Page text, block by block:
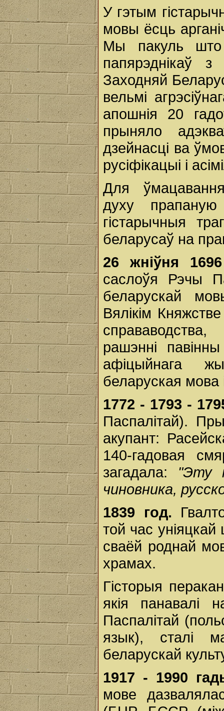
У гэтым
мовы ёсць
Мы пакуль што
папярэднікаў
Заходняй
вельмі
апошнія 20
прыняло
дзейнасці ва
русіфікацыі і
Для
духу прапаную
гістарычныя
беларусаў на
26 жніўня
саслоўя Рэчы
беларускай
Вялікім
рашэнні
афіцыйнага
беларуская мова
1772 - 1793 -
Паспалітай).
акупант:
140-гадовая
загадала: "Эту
чиновника,
1839 год.
той час
сваёй роднай
храмах.
Гісторыя
якія
Паспалітай
язык), сталі
беларускай
1917 - 1990
мове